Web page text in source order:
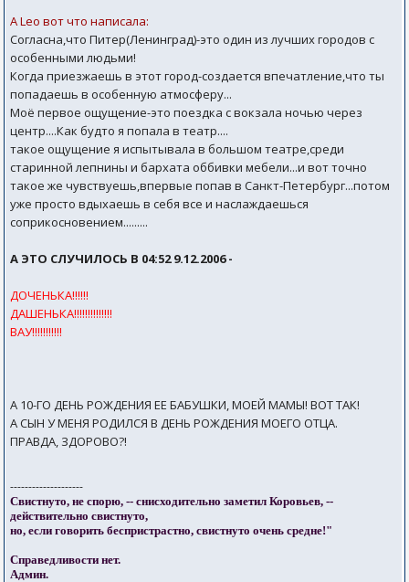
А Leo вот что написала:
Согласна,что Питер(Ленинград)-это один из лучших городов с
особенными людьми!
Когда приезжаешь в этот город-создается впечатление,что ты
попадаешь в особенную атмосферу...
Моё первое ощущение-это поездка с вокзала ночью через
центр....Как будто я попала в театр....
такое ощущение я испытывала в большом театре,среди
старинной лепнины и бархата оббивки мебели...и вот точно
такое же чувствуешь,впервые попав в Санкт-Петербург...потом
уже просто вдыхаешь в себя все и наслаждаешься
соприкосновением.........
А ЭТО СЛУЧИЛОСЬ В 04:52 9.12.2006 -
ДОЧЕНЬКА!!!!!!
ДАШЕНЬКА!!!!!!!!!!!!!!
ВАУ!!!!!!!!!!!
А 10-ГО ДЕНЬ РОЖДЕНИЯ ЕЕ БАБУШКИ, МОЕЙ МАМЫ! ВОТ ТАК!
А СЫН У МЕНЯ РОДИЛСЯ В ДЕНЬ РОЖДЕНИЯ МОЕГО ОТЦА.
ПРАВДА, ЗДОРОВО?!
--------------------
Свистнуто, не спорю, -- снисходительно заметил Коровьев, --
действительно свистнуто,
но, если говорить беспристрастно, свистнуто очень средне!"
Справедливости нет.
Админ.